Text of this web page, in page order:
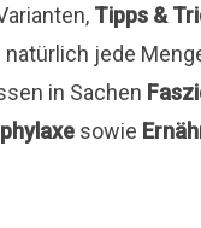
Tipps &
natürlich jede
in Sachen
sowie